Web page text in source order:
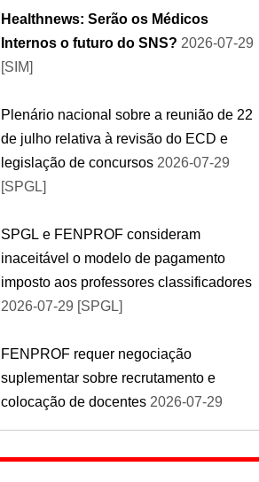
Healthnews: Serão os Médicos
Internos o futuro do SNS? 2026-07-29
[SIM]
Plenário nacional sobre a reunião de 22
de julho relativa à revisão do ECD e
legislação de concursos 2026-07-29
[SPGL]
SPGL e FENPROF consideram
inaceitável o modelo de pagamento
imposto aos professores classificadores
2026-07-29 [SPGL]
FENPROF requer negociação
suplementar sobre recrutamento e
colocação de docentes 2026-07-29